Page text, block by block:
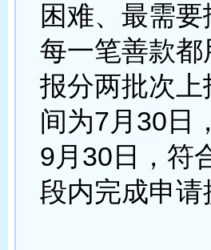
困难、最需
每一笔善款
报分两批次
间为7月30日
9月30日，符
段内完成申请